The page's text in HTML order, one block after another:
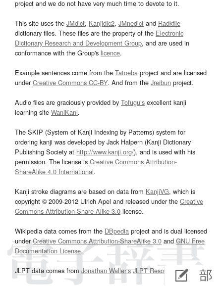
project and we do not have very much time to devote to it.
This site uses the JMdict, Kanjidic2, JMnedict and Radkfile
dictionary files. These files are the property of the Electronic
Dictionary Research and Development Group, and are used in
conformance with the Group's licence.
Example sentences come from the Tatoeba project and are licensed
underCreative Commons CC-BY. And from the Jreibun project.
Audio files are graciously provided by Tofugu’s excellent kanji
learning site WaniKani.
The SKIP (System of Kanji Indexing by Patterns) system for
ordering kanji was developed by Jack Halpern (Kanji Dictionary
Publishing Society at http://www.kanji.org/), and is used with his
permission. The license is Creative Commons Attribution-
ShareAlike 4.0 International.
Kanji stroke diagrams are based on data from KanjiVG, which is
copyright © 2009-2012 Ulrich Apel and released under the Creative
Commons Attribution-Share Alike 3.0 license.
Wikipedia data comes from the DBpedia project and is dual licensed
underCreative Commons Attribution-ShareAlike 3.0and GNU Free
Documentation License.
JLPT data comes from Jonathan Waller‘s JLPT Resourcespage.